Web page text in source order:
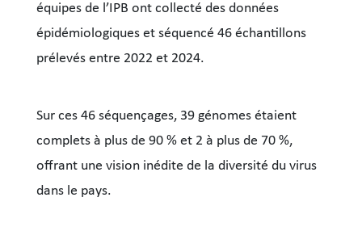
équipes de l’IPB ont collecté des données
épidémiologiques et séquencé 46 échantillons
prélevés entre 2022 et 2024.
Sur ces 46 séquençages, 39 génomes étaient
complets à plus de 90 % et 2 à plus de 70 %,
offrant une vision inédite de la diversité du virus
dans le pays.